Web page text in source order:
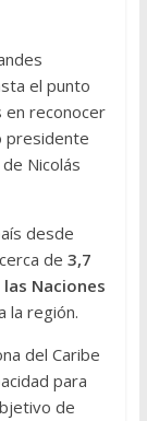
el punto
en reconocer
presidente
Nicolás
desde
de 3,7
Naciones
la región.
del Caribe
para
de